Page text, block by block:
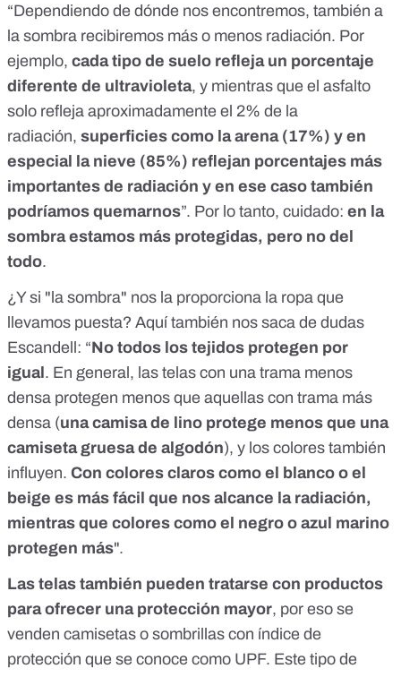
“Dependiendo de dónde nos encontremos, también a
la sombra recibiremos más o menos radiación. Por
ejemplo, cada tipo de suelo refleja un porcentaje
diferente de ultravioleta, y mientras que el asfalto
solo refleja aproximadamente el 2% de la
radiación, superficies como la arena (17%) y en
especial la nieve (85%) reflejan porcentajes más
importantes de radiación y en ese caso también
podríamos quemarnos”. Por lo tanto, cuidado: en la
sombra estamos más protegidas, pero no del
todo.
¿Y si "la sombra" nos la proporciona la ropa que
llevamos puesta? Aquí también nos saca de dudas
Escandell: “No todos los tejidos protegen por
igual. En general, las telas con una trama menos
densa protegen menos que aquellas con trama más
densa (una camisa de lino protege menos que una
camiseta gruesa de algodón), y los colores también
influyen. Con colores claros como el blanco o el
beige es más fácil que nos alcance la radiación,
mientras que colores como el negro o azul marino
protegen más".
Las telas también pueden tratarse con productos
para ofrecer una protección mayor, por eso se
venden camisetas o sombrillas con índice de
protección que se conoce como UPF. Este tipo de